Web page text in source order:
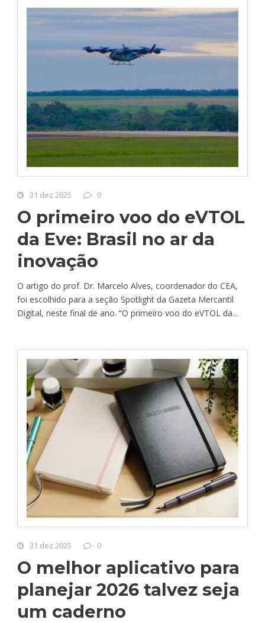
31 dez 2025 0
O primeiro voo do eVTOL
da Eve: Brasil no ar da
inovação
O artigo do prof. Dr. Marcelo Alves, coordenador do CEA,
foi escolhido para a seção Spotlight da Gazeta Mercantil
Digital, neste final de ano. “O primeiro voo do eVTOL da...
31 dez 2025 0
O melhor aplicativo para
planejar 2026 talvez seja
um caderno